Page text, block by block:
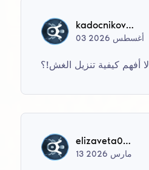
kadocnikovanastya40
03 أغسطس
لا أفهم كيفية تنزيل الغش!؟
elizaveta00542
13 مارس